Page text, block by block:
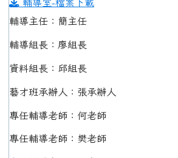
輔導室-檔案下載
輔導主任：簡主任
輔導組長：廖組長
資料組長：邱組長
藝才班承辦人：張承辦人
專任輔導老師：何老師
專任輔導老師：樊老師